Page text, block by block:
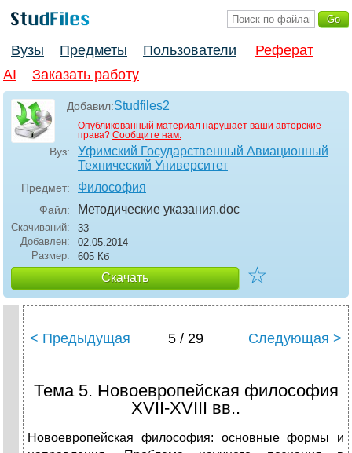
Вузы Предметы Пользователи
Реферат
AI
Заказать работу
Добавил:Studfiles2
Опубликованный материал нарушает ваши авторские
права? Сообщите нам.
Вуз:
Уфимский Государственный Авиационный
Технический Университет
Предмет: Философия
Файл: Методические указания.doc
Скачиваний:
33
Добавлен:
02.05.2014
Размер:
605 Кб
Скачать ☆
< Предыдущая 5 / 29 Следующая >
Тема 5. Новоевропейская философия
XVII-XVIII вв..
Новоевропейская философия: основные формы и